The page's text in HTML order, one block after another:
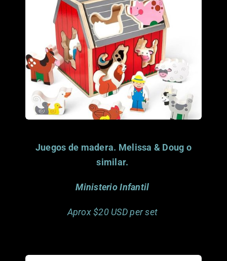
Este artículo ya fue
donado por
Interworld Freight. Miami, FL
Juegos de madera. Melissa & Doug o
similar.
Ministerio Infantil
Aprox $20 USD per set